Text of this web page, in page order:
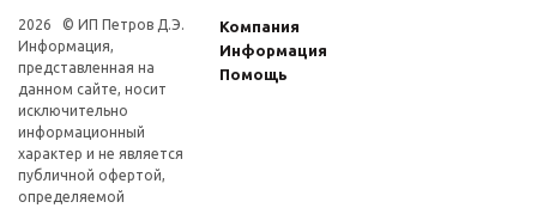
2026 © ИП Петров Д.Э.
Информация,
представленная на
данном сайте, носит
исключительно
информационный
характер и не является
публичной офертой,
определяемой
Компания
Информация
Помощь